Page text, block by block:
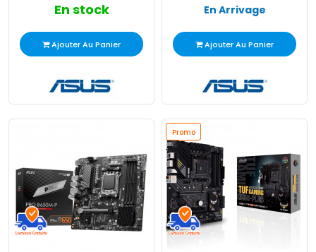
En stock
Ajouter Au Panier
En Arrivage
Ajouter Au Panier
Promo